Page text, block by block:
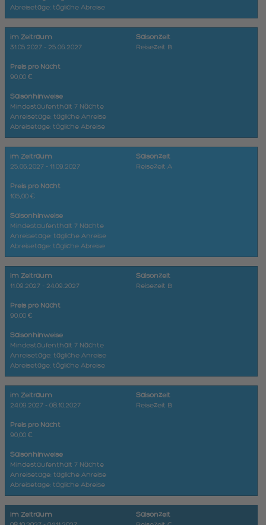
Abreisetage: tägliche Abreise
im Zeitraum
31.05.2027 - 25.06.2027
Saisonzeit
Reisezeit B
Preis pro Nacht
90,00 €
Saisonhinweise
Mindestaufenthalt 7 Nächte
Anreisetage: tägliche Anreise
Abreisetage: tägliche Abreise
im Zeitraum
25.06.2027 - 11.09.2027
Saisonzeit
Reisezeit A
Preis pro Nacht
105,00 €
Saisonhinweise
Mindestaufenthalt 7 Nächte
Anreisetage: tägliche Anreise
Abreisetage: tägliche Abreise
im Zeitraum
11.09.2027 - 24.09.2027
Saisonzeit
Reisezeit B
Preis pro Nacht
90,00 €
Saisonhinweise
Mindestaufenthalt 7 Nächte
Anreisetage: tägliche Anreise
Abreisetage: tägliche Abreise
im Zeitraum
24.09.2027 - 08.10.2027
Saisonzeit
Reisezeit B
Preis pro Nacht
90,00 €
Saisonhinweise
Mindestaufenthalt 7 Nächte
Anreisetage: tägliche Anreise
Abreisetage: tägliche Abreise
im Zeitraum
Saisonzeit